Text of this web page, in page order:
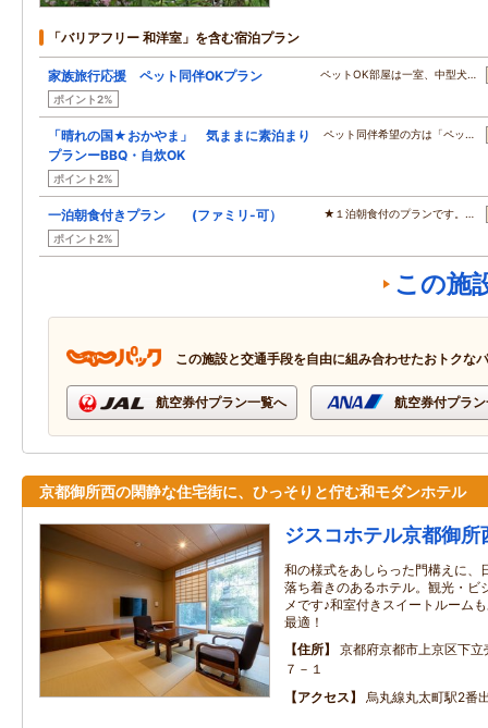
「バリアフリー 和洋室」を含む宿泊プラン
家族旅行応援 ペット同伴OKプラン
ポイント2%
ペットOK部屋は一室、中型犬…
「晴れの国★おかやま」 気ままに素泊まり
プランーBBQ・自炊OK
ポイント2%
ペット同伴希望の方は「ペッ…
一泊朝食付きプラン (ファミリ-可）
ポイント2%
★１泊朝食付のプランです。…
この施
この施設と交通手段を自由に組み合わせたおトクな
航空券付プラン一覧へ 航空券付プラ
京都御所西の閑静な住宅街に、ひっそりと佇む和モダンホテル
ジスコホテル京都御所
和の様式をあしらった門構えに、
落ち着きのあるホテル。観光・ビ
メです♪和室付きスイートルーム
最適！
住所
京都府京都市上京区下
７－１
アクセス
烏丸線丸太町駅2番